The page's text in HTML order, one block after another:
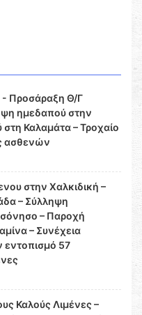
- Προσάραξη Θ/Γ
ημεδαπού στην
Καλαμάτα – Τροχαίο
ασθενών
στην Χαλκιδική –
– Σύλληψη
– Παροχή
– Συνέχεια
57
Καλούς Λιμένες –